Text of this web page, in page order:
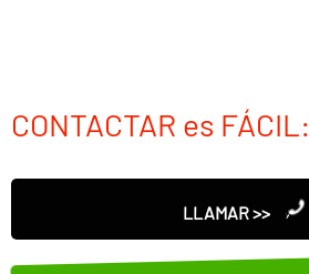
CONTACTAR es FÁCIL:
LLAMAR >>